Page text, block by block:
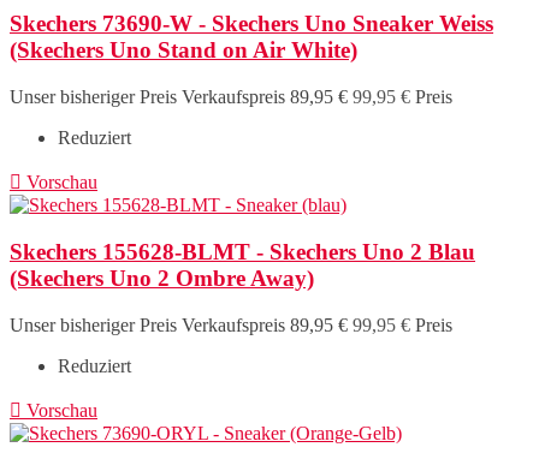
Skechers 73690-W - Skechers Uno Sneaker Weiss
(Skechers Uno Stand on Air White)
Unser bisheriger Preis Verkaufspreis 89,95 € 99,95 € Preis
Reduziert
 Vorschau
Skechers 155628-BLMT - Skechers Uno 2 Blau
(Skechers Uno 2 Ombre Away)
Unser bisheriger Preis Verkaufspreis 89,95 € 99,95 € Preis
Reduziert
 Vorschau